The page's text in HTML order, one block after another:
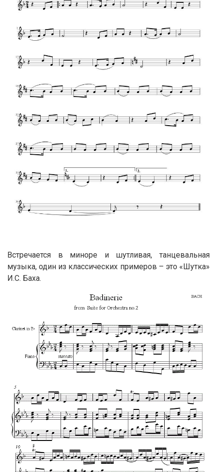
Встречается в миноре и шутливая, танцевальная
музыка, один из классических примеров – это «Шутка»
И.С. Баха.